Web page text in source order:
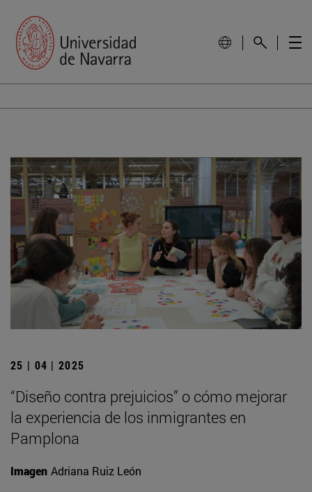
25 | 04 | 2025
“Diseño contra prejuicios” o cómo mejorar
la experiencia de los inmigrantes en
Pamplona
Imagen Adriana Ruiz León